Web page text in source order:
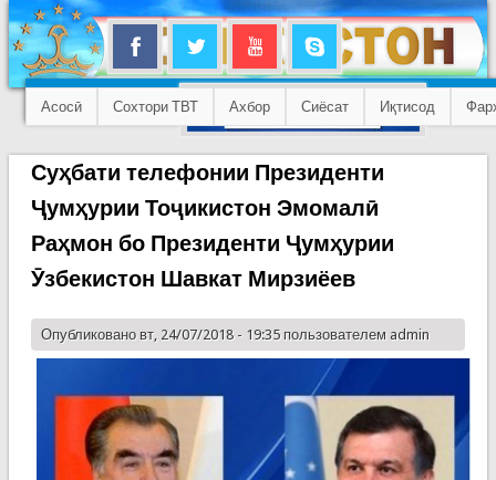
Асосӣ Сохтори ТВТ Ахбор Сиёсат Иқтисод
Суҳбати телефонии Президенти
Ҷумҳурии Тоҷикистон Эмомалӣ
Раҳмон бо Президенти Ҷумҳурии
Ӯзбекистон Шавкат Мирзиёев
Опубликовано вт, 24/07/2018 - 19:35 пользователем admin